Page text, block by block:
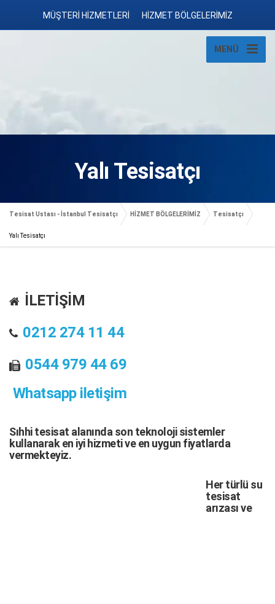
MÜŞTERİ HİZMETLERİ HİZMET BÖLGELERİMİZ
MENÜ
Yalı Tesisatçı
Tesisat Ustası - İstanbul Tesisatçı HİZMET BÖLGELERİMİZ Tesisatçı
Yalı Tesisatçı
İLETİŞİM
0212 274 11 44
0544 979 44 69
Whatsapp iletişim
Sıhhi tesisat alanında son teknoloji sistemler
kullanarak en iyi hizmeti ve en uygun fiyatlarda
vermekteyiz.
Her türlü su
tesisat
arızasıve